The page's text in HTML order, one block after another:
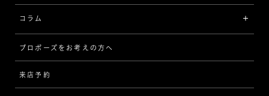
[セッテイングから選ぶ]
ソリテール
ワンサイドメレ
コラム
インタビュー
指輪
プロポーズをお考えの方へ
来店予約